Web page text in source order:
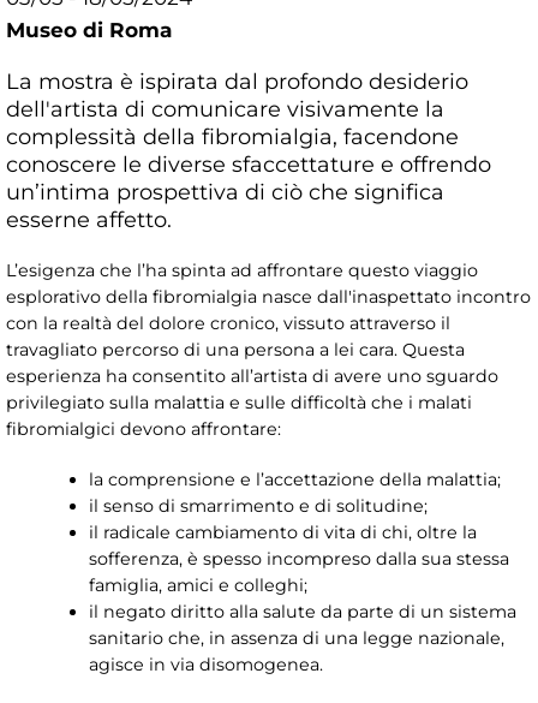
Museo di Roma
La mostra è ispirata dal profondo desiderio
dell'artista di comunicare visivamente la
complessità della fibromialgia, facendone
conoscere le diverse sfaccettature e offrendo
un’intima prospettiva di ciò che significa
esserne affetto.
L’esigenza che l’ha spinta ad affrontare questo viaggio
esplorativo della fibromialgia nasce dall'inaspettato incontro
con la realtà del dolore cronico, vissuto attraverso il
travagliato percorso di una persona a lei cara. Questa
esperienza ha consentito all’artista di avere uno sguardo
privilegiato sulla malattia e sulle difficoltà che i malati
fibromialgici devono affrontare:
la comprensione e l’accettazione della malattia;
il senso di smarrimento e di solitudine;
il radicale cambiamento di vita di chi, oltre la
sofferenza, è spesso incompreso dalla sua stessa
famiglia, amici e colleghi;
il negato diritto alla salute da parte di un sistema
sanitario che, in assenza di una legge nazionale,
agisce in via disomogenea.